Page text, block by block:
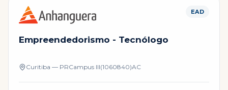
EAD
Empreendedorismo - Tecnólogo
Curitiba — PRCampus III(1060840)AC